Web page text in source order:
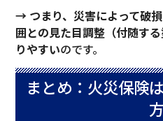
→ つまり、災害によって破
囲との見た目調整（付随す
りやすいのです。
まとめ：火災保険